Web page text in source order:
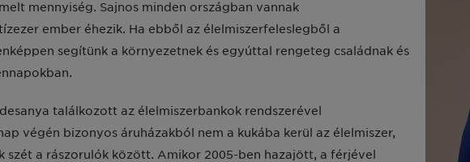
mennyiség. Sajnos minden országban vannak
ember éhezik. Ha ebből az élelmiszerfeleslegből a
segítünk a környezetnek és egyúttal rengeteg családnak és
találkozott az élelmiszerbankok rendszerével
végén bizonyos áruházakból nem a kukába kerül az élelmiszer,
szét a rászorulók között. Amikor 2005-ben hazajött, a férjével